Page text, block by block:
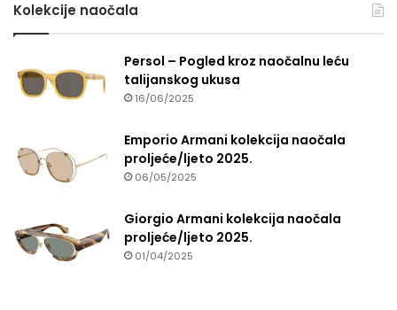
Kolekcije naočala
Persol – Pogled kroz naočalnu leću
talijanskog ukusa
16/06/2025
Emporio Armani kolekcija naočala
proljeće/ljeto 2025.
06/05/2025
Giorgio Armani kolekcija naočala
proljeće/ljeto 2025.
01/04/2025